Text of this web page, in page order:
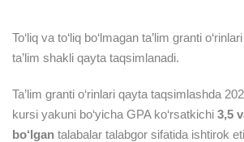
To‘liq va to‘liq bo‘lmagan ta’lim granti
ta’lim shakli qayta taqsimlanadi.
Ta’lim granti o‘rinlari qayta taqsimlashda
kursi yakuni bo‘yicha GPA ko‘rsatkichi 3,5
bo‘lgan talabalar talabgor sifatida ishtirok